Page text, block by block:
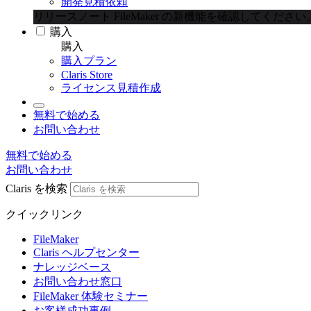
リリースノート
FileMaker の新機能を確認してください。
購入
購入
購入プラン
Claris Store
ライセンス見積作成
無料で始める
お問い合わせ
無料で始める
お問い合わせ
Claris を検索
クイックリンク
FileMaker
Claris ヘルプセンター
ナレッジベース
お問い合わせ窓口
FileMaker 体験セミナー